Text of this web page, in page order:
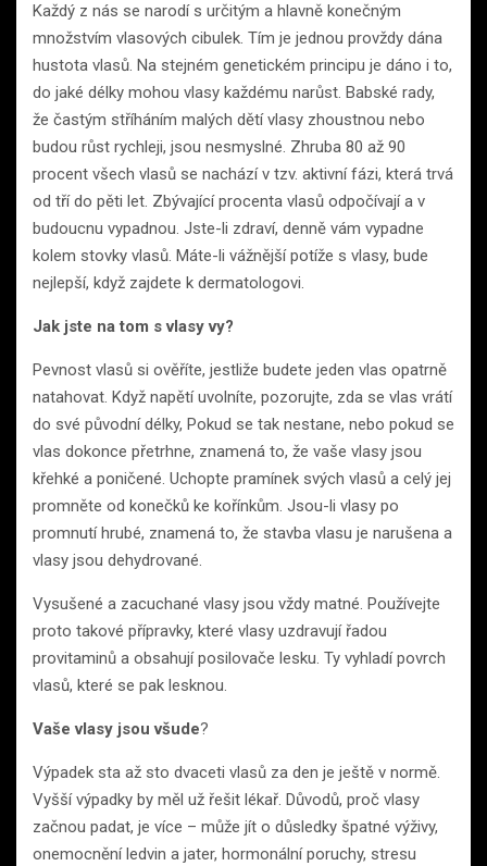
Každý z nás se narodí s určitým a hlavně konečným
množstvím vlasových cibulek. Tím je jednou provždy dána
hustota vlasů. Na stejném genetickém principu je dáno i to,
do jaké délky mohou vlasy každému narůst. Babské rady,
že častým stříháním malých dětí vlasy zhoustnou nebo
budou růst rychleji, jsou nesmyslné. Zhruba 80 až 90
procent všech vlasů se nachází v tzv. aktivní fázi, která trvá
od tří do pěti let. Zbývající procenta vlasů odpočívají a v
budoucnu vypadnou. Jste-li zdraví, denně vám vypadne
kolem stovky vlasů. Máte-li vážnější potíže s vlasy, bude
nejlepší, když zajdete k dermatologovi.
Jak jste na tom s vlasy vy?
Pevnost vlasů si ověříte, jestliže budete jeden vlas opatrně
natahovat. Když napětí uvolníte, pozorujte, zda se vlas vrátí
do své původní délky, Pokud se tak nestane, nebo pokud se
vlas dokonce přetrhne, znamená to, že vaše vlasy jsou
křehké a poničené. Uchopte pramínek svých vlasů a celý jej
promněte od konečků ke kořínkům. Jsou-li vlasy po
promnutí hrubé, znamená to, že stavba vlasu je narušena a
vlasy jsou dehydrované.
Vysušené a zacuchané vlasy jsou vždy matné. Používejte
proto takové přípravky, které vlasy uzdravují řadou
provitaminů a obsahují posilovače lesku. Ty vyhladí povrch
vlasů, které se pak lesknou.
Vaše vlasy jsou všude?
Výpadek sta až sto dvaceti vlasů za den je ještě v normě.
Vyšší výpadky by měl už řešit lékař. Důvodů, proč vlasy
začnou padat, je více – může jít o důsledky špatné výživy,
onemocnění ledvin a jater, hormonální poruchy, stresu